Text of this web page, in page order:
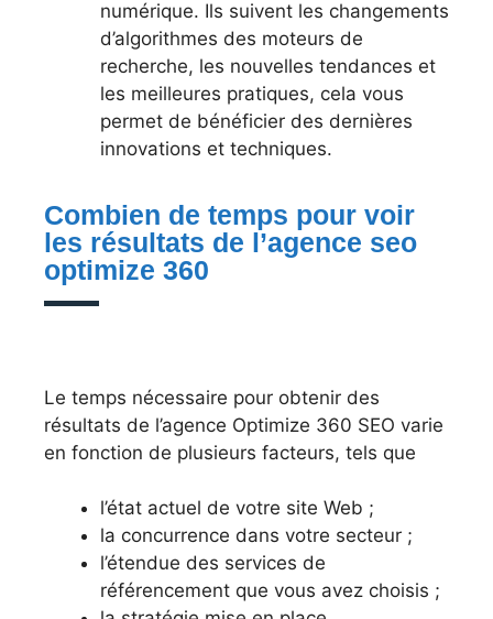
numérique. Ils suivent les changements
d’algorithmes des moteurs de
recherche, les nouvelles tendances et
les meilleures pratiques, cela vous
permet de bénéficier des dernières
innovations et techniques.
Combien de temps pour voir
les résultats de l’agence seo
optimize 360
Le temps nécessaire pour obtenir des
résultats de l’agence Optimize 360 SEO varie
en fonction de plusieurs facteurs, tels que
l’état actuel de votre site Web ;
la concurrence dans votre secteur ;
l’étendue des services de
référencement que vous avez choisis ;